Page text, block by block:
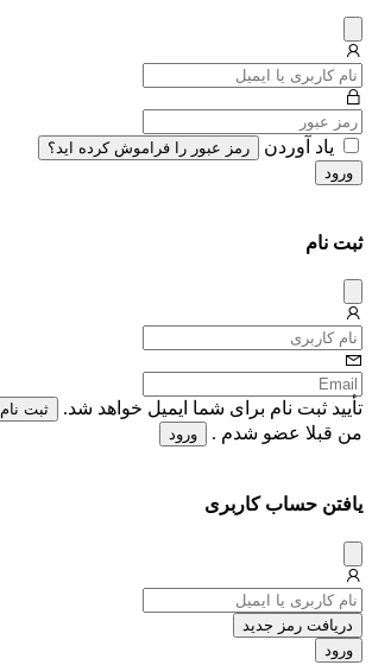
میس
یاد آوردن
رمز عبور را فراموش کرده اید؟
ورود
ثبت نام
میس
تأیید ثبت نام برای شما ایمیل خواهد شد. ثبت نام
من قبلا عضو شدم . ورود
یافتن حساب کاربری
میس
دریافت رمز جدید
ورود